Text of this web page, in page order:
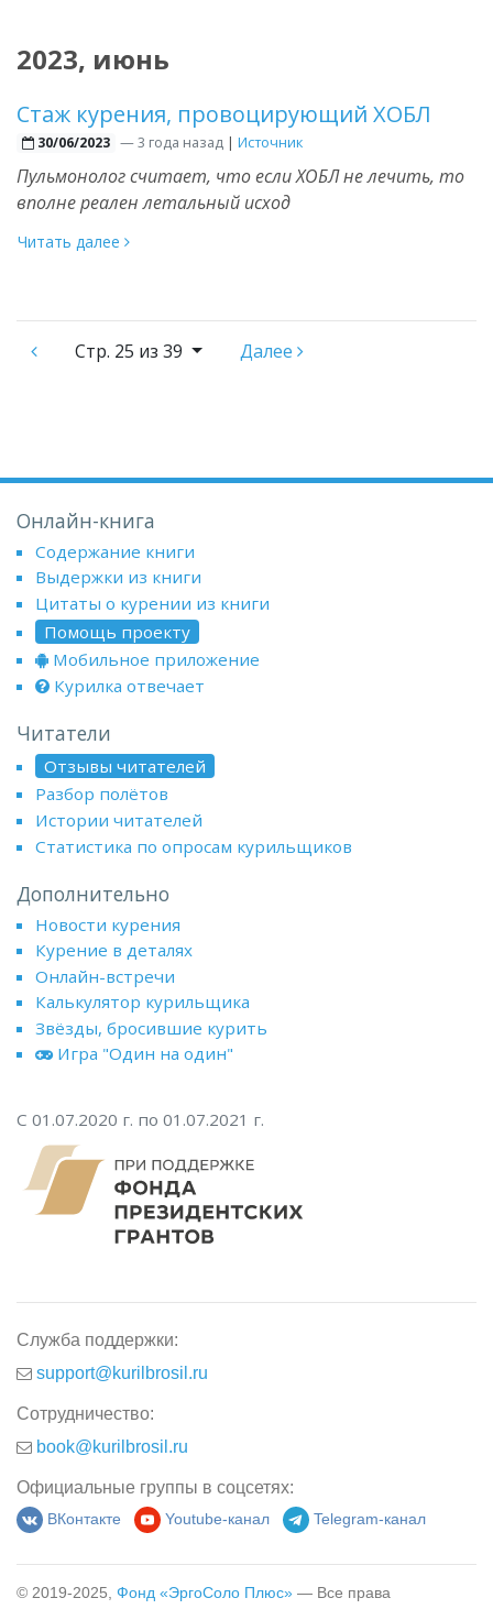
2023, июнь
Стаж курения, провоцирующий ХОБЛ
30/06/2023 —3 года назад | Источник
Пульмонолог считает, что если ХОБЛ не лечить, то
вполне реален летальный исход
Читать далее
Стр. 25 из 39 Далее
Онлайн-книга
Содержание книги
Выдержки из книги
Цитаты о курении из книги
Помощь проекту
Мобильное приложение
Курилка отвечает
Читатели
Отзывы читателей
Разбор полётов
Истории читателей
Статистика по опросам курильщиков
Дополнительно
Новости курения
Курение в деталях
Онлайн-встречи
Калькулятор курильщика
Звёзды, бросившие курить
Игра "Один на один"
С 01.07.2020 г. по 01.07.2021 г.
Служба поддержки:
support@kurilbrosil.ru
Сотрудничество:
book@kurilbrosil.ru
Официальные группы в соцсетях:
ВКонтакте Youtube-канал Telegram-канал
© 2019-2025, Фонд «ЭргоСоло Плюс» — Все права